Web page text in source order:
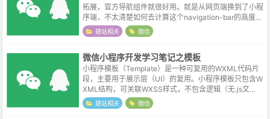
拓展，官方导航组件就很好用。就是从网页端换到了小程
序端，不太清楚如何去计算这个navigation-bar的高度，
好在现在有ai工具，特别deepseek是触手可及的好工
具。白天刷到一...
建站相关 微信
微信小程序开发学习笔记之模板
小程序模板（Template）是一种可复用的WXML代码片
段，主要用于展示层（UI）的复用。小程序模板只包含W
XML结构，可关联WXSS样式，不包含逻辑（无.js文
件），没有独立作用域（样式会继承页面的样式）。一个
小实例<!--...
建站相关 微信